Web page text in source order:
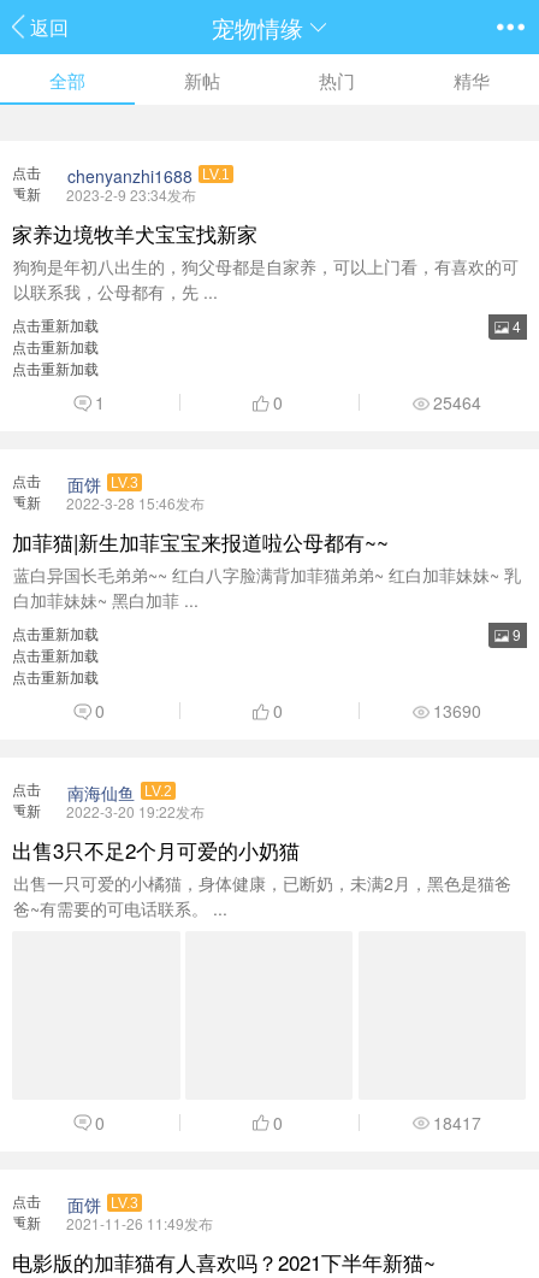
返回 宠物情缘
全部 新帖 热门 精华
点击
重新
chenyanzhi1688 LV.1
2023-2-9 23:34发布
家养边境牧羊犬宝宝找新家
狗狗是年初八出生的，狗父母都是自家养，可以上门看，有喜欢的可
以联系我，公母都有，先 ...
4
点击重新加载
点击重新加载
点击重新加载
1 0 25464
点击
重新
面饼 LV.3
2022-3-28 15:46发布
加菲猫|新生加菲宝宝来报道啦公母都有~~
蓝白异国长毛弟弟~~ 红白八字脸满背加菲猫弟弟~ 红白加菲妹妹~ 乳
白加菲妹妹~ 黑白加菲 ...
9
点击重新加载
点击重新加载
点击重新加载
0 0 13690
点击
重新
南海仙鱼 LV.2
2022-3-20 19:22发布
出售3只不足2个月可爱的小奶猫
出售一只可爱的小橘猫，身体健康，已断奶，未满2月，黑色是猫爸
爸~有需要的可电话联系。 ...
0 0 18417
点击
重新
面饼 LV.3
2021-11-26 11:49发布
电影版的加菲猫有人喜欢吗？2021下半年新猫~